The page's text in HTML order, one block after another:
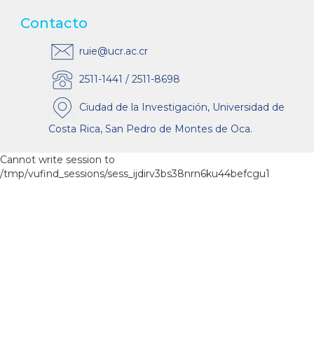
Contacto
ruie@ucr.ac.cr
2511-1441 / 2511-8698
Ciudad de la Investigación, Universidad de
Costa Rica, San Pedro de Montes de Oca.
Cannot write session to
/tmp/vufind_sessions/sess_ijdirv3bs38nrn6ku44befcgu1